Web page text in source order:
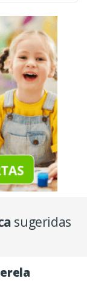
sugeridas